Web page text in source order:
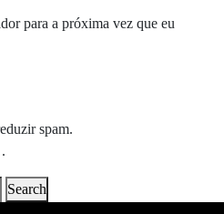
para a próxima vez que eu
spam.
.
Search